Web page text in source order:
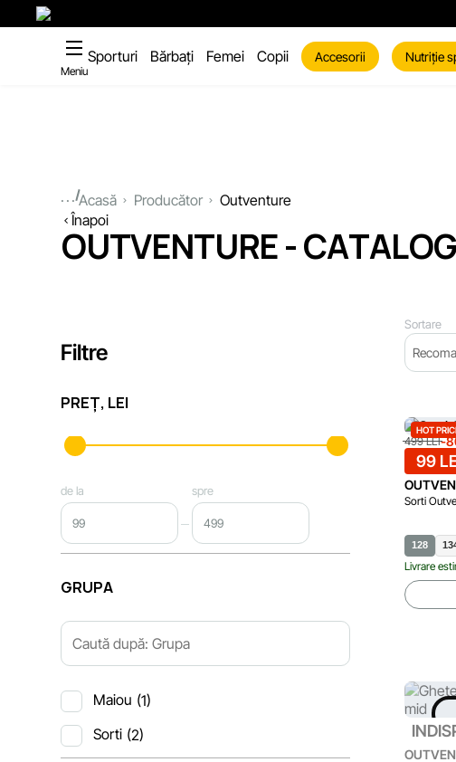
Meniu
Sporturi Bărbați Femei Copii Accesorii Nutriție
...Acasă Producător
Outventure
Înapoi
OUTVENTURE - CATALOG
Filtre
PREȚ, LEI
de la spre
GRUPA
Maiou (1)
Sorti (2)
Sortare
HOT
499 LEI-
99
Sorti
128
Livrare